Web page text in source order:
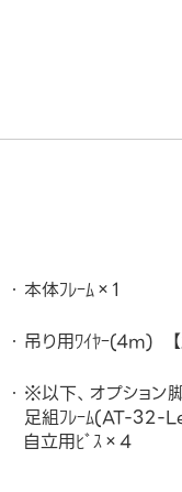
本体ﾌﾚｰﾑ×1
吊り用ﾜｲﾔｰ(4m)
※以下、オプション
足組ﾌﾚｰﾑ(AT-32-
自立用ﾋﾞｽ×4